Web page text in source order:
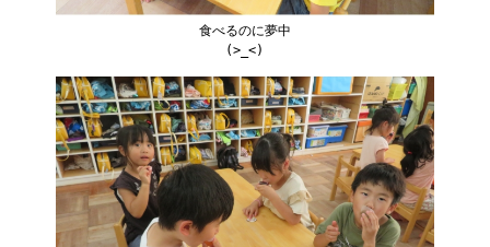
食べるのに夢中
(>_<)